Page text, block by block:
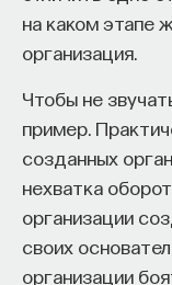
на каком этапе
организация.
Чтобы не
пример.
созданных
нехватка
организации
своих
организации
Что